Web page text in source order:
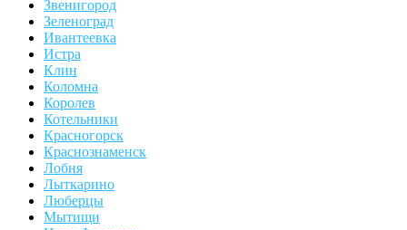
Звенигород
Зеленоград
Ивантеевка
Истра
Клин
Коломна
Королев
Котельники
Красногорск
Краснознаменск
Лобня
Лыткарино
Люберцы
Мытищи